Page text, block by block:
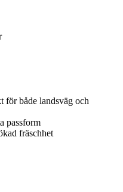
för både landsväg och
passform
fräschhet